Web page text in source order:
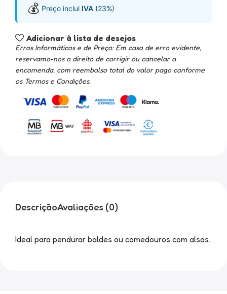
💰 Preço inclui IVA (23%)
Adicionar à lista de desejos
Erros Informáticos e de Preço: Em caso de erro evidente,
reservamo-nos o direito de corrigir ou cancelar a
encomenda, com reembolso total do valor pago conforme
os Termos e Condições.
DescriçãoAvaliações (0)
Ideal para pendurar baldes ou comedouros com alsas.